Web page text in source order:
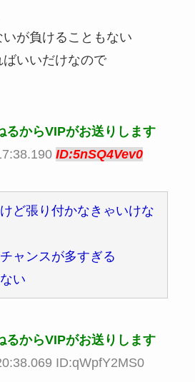
が負けることもない
いいだけなので
るからVIPがお送りします
ID:5nSQ4Vev0
ど張り付かなきゃいけな
ャンスが多すぎる
い
るからVIPがお送りします
ID:qWpfY2MS0